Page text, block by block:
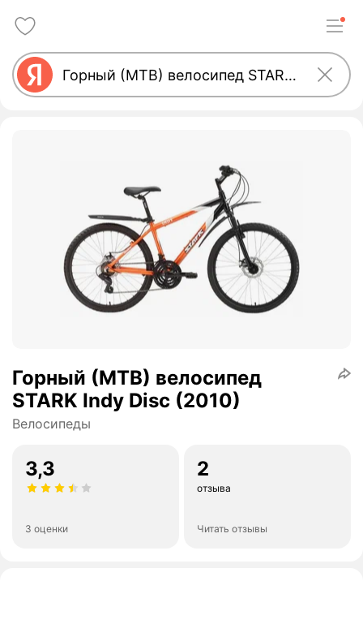
Горный (MTB) велосипед
STARK Indy Disc (2010)
Велосипеды
3,3
3 оценки
2
отзыва
Читать отзывы